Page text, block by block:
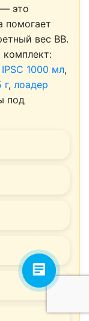
— это
помогает
вес BB.
комплект:
IPSC 1000 мл,
г, лоадер
под